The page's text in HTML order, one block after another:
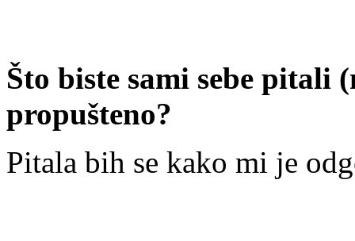
Što biste sami sebe pitali
propušteno?
Pitala bih se kako mi je